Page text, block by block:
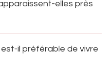
elles près
il préférable de vivre